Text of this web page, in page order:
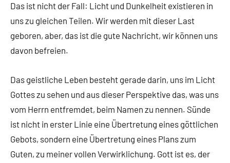
Das ist nicht der Fall: Licht und Dunkelheit existieren in
uns zu gleichen Teilen. Wir werden mit dieser Last
geboren, aber, das ist die gute Nachricht, wir können uns
davon befreien.
Das geistliche Leben besteht gerade darin, uns im Licht
Gottes zu sehen und aus dieser Perspektive das, was uns
vom Herrn entfremdet, beim Namen zu nennen. Sünde
ist nicht in erster Linie eine Übertretung eines göttlichen
Gebots, sondern eine Übertretung eines Plans zum
Guten, zu meiner vollen Verwirklichung. Gott ist es, der